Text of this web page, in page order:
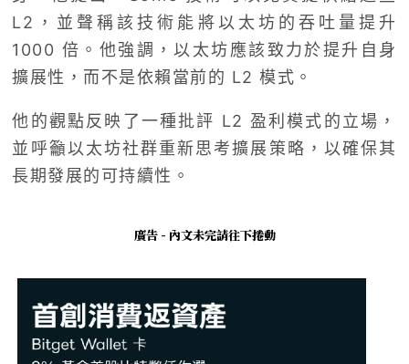
L2，並聲稱該技術能將以太坊的吞吐量提升
1000 倍。他強調，以太坊應該致力於提升自身
擴展性，而不是依賴當前的 L2 模式。
他的觀點反映了一種批評 L2 盈利模式的立場，
並呼籲以太坊社群重新思考擴展策略，以確保其
長期發展的可持續性。
廣告 - 內文未完請往下捲動